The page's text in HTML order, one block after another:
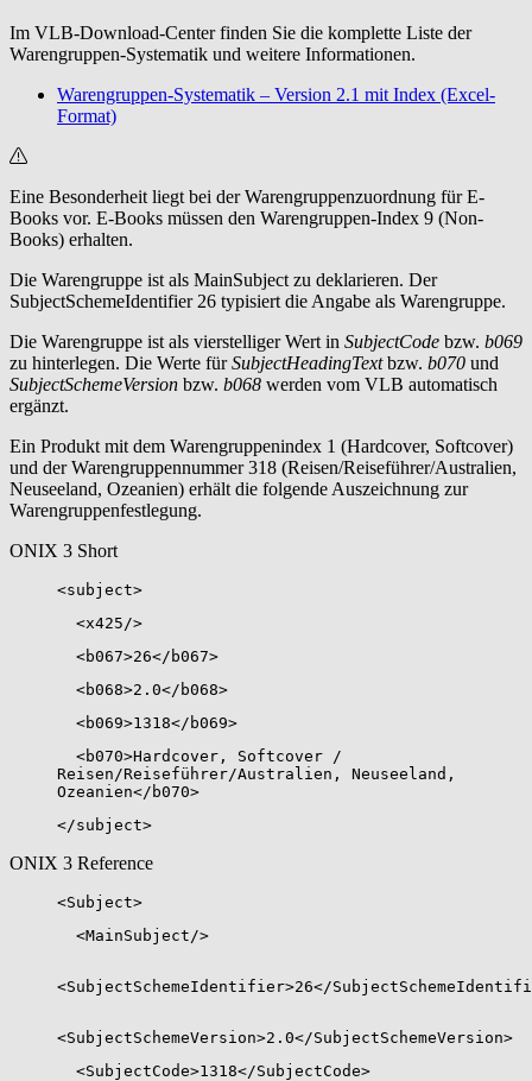
Im VLB-Download-Center finden Sie die komplette Liste der
Warengruppen-Systematik und weitere Informationen.
Warengruppen-Systematik – Version 2.1 mit Index (Excel-
Format)
Eine Besonderheit liegt bei der Warengruppenzuordnung für E-
Books vor. E-Books müssen den Warengruppen-Index 9 (Non-
Books) erhalten.
Die Warengruppe ist als MainSubject zu deklarieren. Der
SubjectSchemeIdentifier 26 typisiert die Angabe als Warengruppe.
Die Warengruppe ist als vierstelliger Wert in SubjectCode bzw. b069
zu hinterlegen. Die Werte fürSubjectHeadingTextbzw. b070 und
SubjectSchemeVersion bzw. b068 werden vom VLB automatisch
ergänzt.
Ein Produkt mit dem Warengruppenindex 1 (Hardcover, Softcover)
und der Warengruppennummer 318 (Reisen/Reiseführer/Australien,
Neuseeland, Ozeanien) erhält die folgende Auszeichnung zur
Warengruppenfestlegung.
ONIX 3 Short
<subject>
<x425/>
<b067>26</b067>
<b068>2.0</b068>
<b069>1318</b069>
<b070>Hardcover, Softcover /
Reisen/Reiseführer/Australien, Neuseeland,
Ozeanien</b070>
</subject>
ONIX 3 Reference
<Subject>
<MainSubject/>
<SubjectSchemeIdentifier>26</
<SubjectSchemeVersion>2.0</SubjectSchemeVersion>
<SubjectCode>1318</SubjectCode>